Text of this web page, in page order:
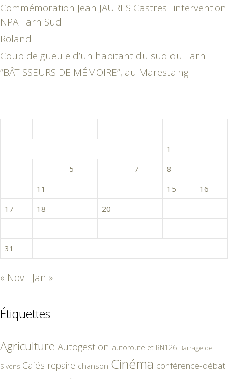
Commémoration Jean JAURES Castres : intervention
NPA Tarn Sud :
Roland
Coup de gueule d’un habitant du sud du Tarn
“BÂTISSEURS DE MÉMOIRE”, au Marestaing
1
5 7 8
11 15
16
17
18 20
31
« Nov Jan »
Étiquettes
Agriculture Autogestion autoroute et RN126 Barrage de
Sivens Cafés-repaire chanson Cinéma conférence-débat